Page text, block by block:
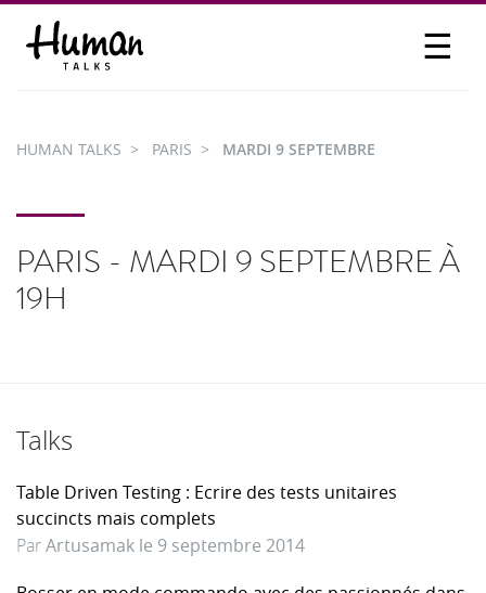
☰
PARTICIPER
HUMAN TALKS PARIS MARDI 9 SEPTEMBRE
PARIS - MARDI 9 SEPTEMBRE À
19H
Talks
Table Driven Testing : Ecrire des tests unitaires
succincts mais complets
ParArtusamak le 9 septembre 2014